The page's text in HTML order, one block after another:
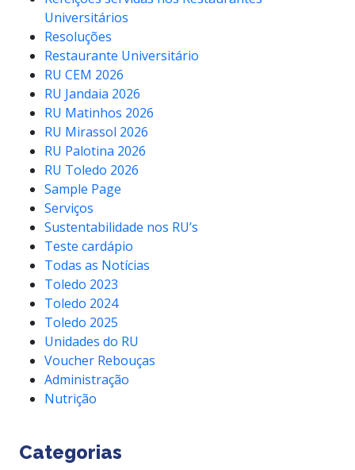
Universitários
Resoluções
Restaurante Universitário
RU CEM 2026
RU Jandaia 2026
RU Matinhos 2026
RU Mirassol 2026
RU Palotina 2026
RU Toledo 2026
Sample Page
Serviços
Sustentabilidade nos RU’s
Teste cardápio
Todas as Notícias
Toledo 2023
Toledo 2024
Toledo 2025
Unidades do RU
Voucher Rebouças
Administração
Nutrição
Categorias